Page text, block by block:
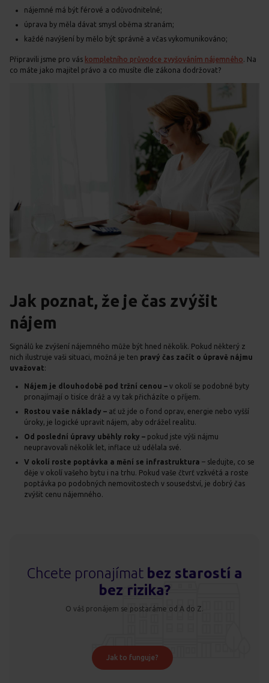
nájemné má být férové a odůvodnitelné;
úprava by měla dávat smysl oběma stranám;
každé navýšení by mělo být správně a včas vykomunikováno;
Připravili jsme pro vás kompletního průvodce zvyšováním nájemného. Na
co máte jako majitel právo a co musíte dle zákona dodržovat?
Jak poznat, že je čas zvýšit
nájem
Signálů ke zvýšení nájemného může být hned několik. Pokud některý z
nich ilustruje vaši situaci, možná je ten pravý čas začít o úpravě nájmu
uvažovat:
Nájem je dlouhodobě pod tržní cenou – v okolí se podobné byty
pronajímají o tisíce dráž a vy tak přicházíte o příjem.
Rostou vaše náklady – ať už jde o fond oprav, energie nebo vyšší
úroky, je logické upravit nájem, aby odrážel realitu.
Od poslední úpravy uběhly roky – pokud jste výši nájmu
neupravovali několik let, inflace už udělala své.
V okolí roste poptávka a mění se infrastruktura – sledujte, co se
děje v okolí vašeho bytu i na trhu. Pokud vaše čtvrť vzkvétá a roste
poptávka po podobných nemovitostech v sousedství, je dobrý čas
zvýšit cenu nájemného.
Chcete pronajímat bez starostí a
bez rizika?
O váš pronájem se postaráme od A do Z.
Jak to funguje?